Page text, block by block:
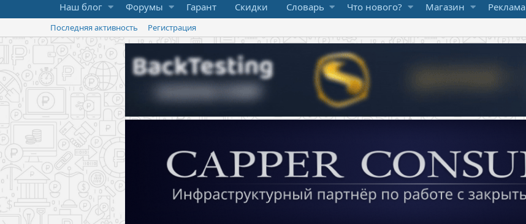
Наш блог
Форумы Гарант Скидки Словарь Что нового? Магазин Реклама
Последняя активность Регистрация